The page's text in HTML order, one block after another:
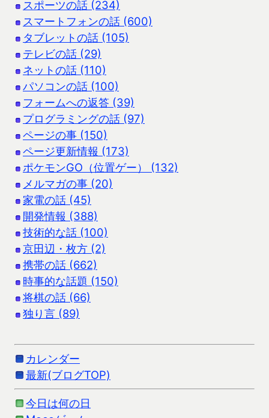
スポーツの話 (234)
スマートフォンの話 (600)
タブレットの話 (105)
テレビの話 (29)
ネットの話 (110)
パソコンの話 (100)
フォームへの返答 (39)
プログラミングの話 (97)
ページの事 (150)
ページ更新情報 (173)
ポケモンGO（位置ゲー） (132)
メルマガの事 (20)
家電の話 (45)
開発情報 (388)
技術的な話 (100)
京田辺・枚方 (2)
携帯の話 (662)
時事的な話題 (150)
将棋の話 (66)
独り言 (89)
カレンダー
最新(ブログTOP)
今日は何の日